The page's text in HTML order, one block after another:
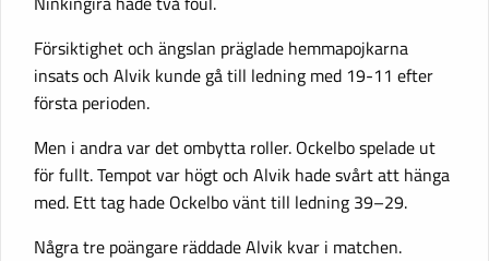
Försiktighet och ängslan präglade hemmapojkarna
insats och Alvik kunde gå till ledning med 19-11 efter
första perioden.
Men i andra var det ombytta roller. Ockelbo spelade ut
för fullt. Tempot var högt och Alvik hade svårt att hänga
med. Ett tag hade Ockelbo vänt till ledning 39–29.
Några tre poängare räddade Alvik kvar i matchen.